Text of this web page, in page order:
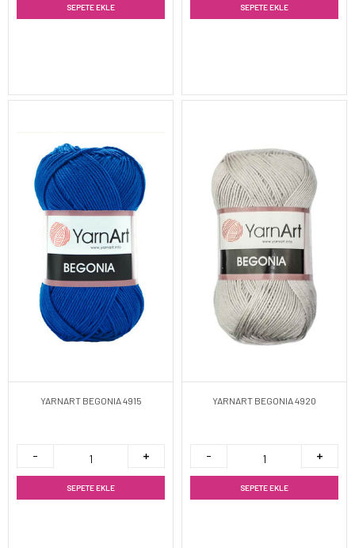
SEPETE EKLE SEPETE EKLE
YARNART BEGONIA 4915
SEPETE EKLE
YARNART BEGONIA 4920
SEPETE EKLE